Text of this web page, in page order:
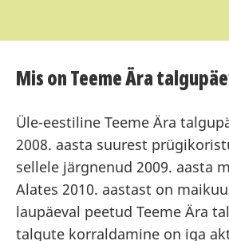
Mis on Teeme Ära
Üle-eestiline Teeme Ära
2008. aasta suurest
sellele järgnenud 2009. aasta
Alates 2010. aastast on
laupäeval peetud Teeme Ära
talgute korraldamine on iga